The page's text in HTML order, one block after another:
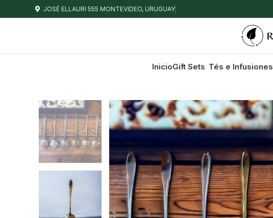
JOSÉ ELLAURI 555 MONTEVIDEO, URUGUAY
InicioGift Sets Tés e Infusiones